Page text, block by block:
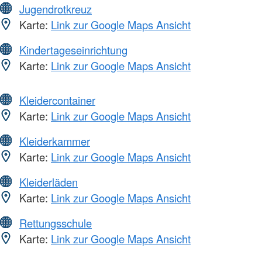
Jugendrotkreuz
Karte: Link zur Google Maps Ansicht
Kindertageseinrichtung
Karte: Link zur Google Maps Ansicht
Kleidercontainer
Karte: Link zur Google Maps Ansicht
Kleiderkammer
Karte: Link zur Google Maps Ansicht
Kleiderläden
Karte: Link zur Google Maps Ansicht
Rettungsschule
Karte: Link zur Google Maps Ansicht